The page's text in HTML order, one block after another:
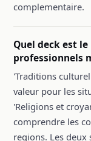
complementaire.
Quel deck est
professionnels
'Traditions
valeur pour les
'Religions et
comprendre les
regions. Les